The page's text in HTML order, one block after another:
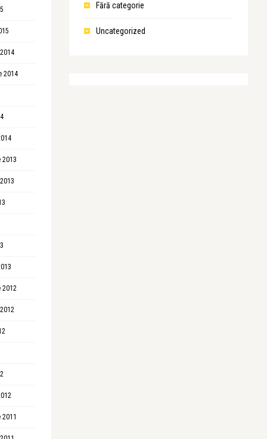
2014
2013
2012
Fără categorie
Uncategorized